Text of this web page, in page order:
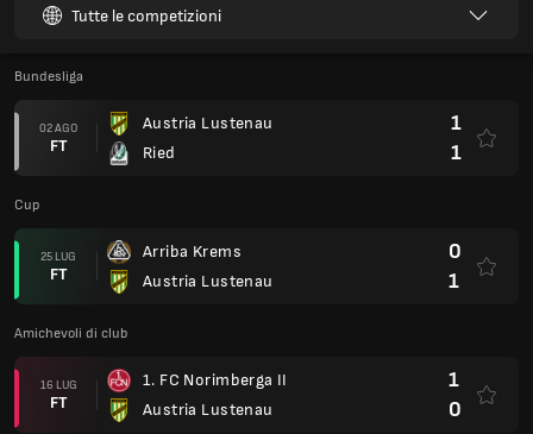
Tutte le competizioni
Bundesliga
02 AGO
FT
Austria Lustenau
Ried
1
1
Cup
25 LUG
FT
Arriba Krems
Austria Lustenau
0
1
Amichevoli di club
16 LUG
FT
1. FC Norimberga II
Austria Lustenau
1
0